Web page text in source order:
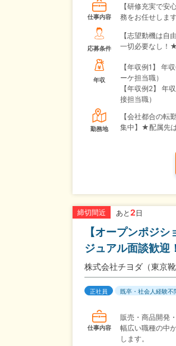
仕事内容
【研修充実で安
務をお任せします
応募条件
【志望動機は自
一切必要なし！
年収
【年収例1】
年
ーケ担当職）
【年収例2】
年
接担当職）
勤務地
【会社都合の転
集中】★配属先
締切間近 あと 2 日
【オープンポジ
ジュアル面談歓迎！
株式会社チヨダ（東京
正社員 既卒・社会人経験不
仕事内容
販売・商品開発
幅広い職種の中
します。